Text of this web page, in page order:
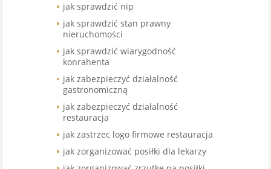
jak sprawdzić nip
jak sprawdzić stan prawny
nieruchomości
jak sprawdzić wiarygodność
konrahenta
jak zabezpieczyć działalność
gastronomiczną
jak zabezpieczyć działalność
restauracja
jak zastrzec logo firmowe restauracja
jak zorganizować posiłki dla lekarzy